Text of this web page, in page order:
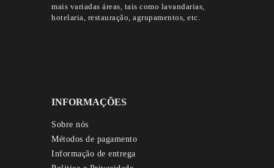
mais variadas áreas, tais como lavandarias,
hotelaria, restauração, agrupamentos, etc.
INFORMAÇÕES
Sobre nós
Métodos de pagamento
Informação de entrega